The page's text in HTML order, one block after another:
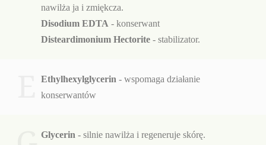
nawilża ja i zmiękcza.
Disodium EDTA - konserwant
Disteardimonium Hectorite - stabilizator.
Ethylhexylglycerin - wspomaga działanie
konserwantów
Glycerin - silnie nawilża i regeneruje skórę.